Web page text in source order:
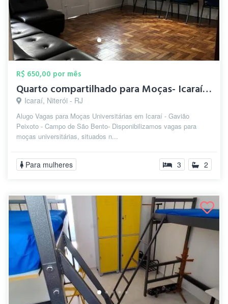
R$ 650,00 por mês
Quarto compartilhado para Moças- Icaraí-...
Icaraí, Niterói - RJ
Alugo Vagas para Moças Universitárias em Icaraí - Gavião
Peixoto - Campo de São Bento- Disponibilizamos vagas para
moças universitárias, situados n...
Para mulheres 3 2